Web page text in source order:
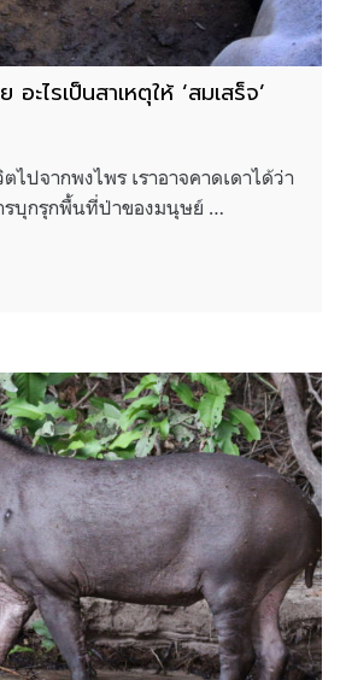
อะไรเป็นสาเหตุให้ ‘สมเสร็จ’
ไปจากพงไพร เราอาจคาดเดาได้ว่า
รบุกรุกพื้นที่ป่าของมนุษย์ …
กมาเลเซีย อะไรเป็นสาเหตุให้ ‘สมเสร็จ’ เ